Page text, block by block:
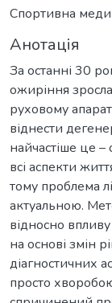
Спортивна
Анотація
За останні 30
ожиріння
руховому
віднести
найчастіше це –
всі аспекти
тому проблема
актуальною.
відносно
на основі змін
діагностичних
просто